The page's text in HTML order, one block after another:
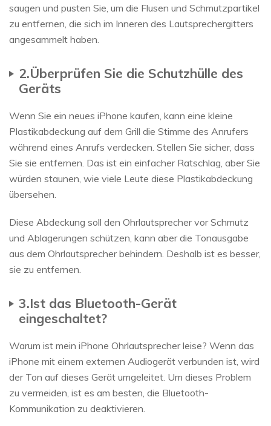
saugen und pusten Sie, um die Flusen und Schmutzpartikel
zu entfernen, die sich im Inneren des Lautsprechergitters
angesammelt haben.
2.Überprüfen Sie die Schutzhülle des
Geräts
Wenn Sie ein neues iPhone kaufen, kann eine kleine
Plastikabdeckung auf dem Grill die Stimme des Anrufers
während eines Anrufs verdecken. Stellen Sie sicher, dass
Sie sie entfernen. Das ist ein einfacher Ratschlag, aber Sie
würden staunen, wie viele Leute diese Plastikabdeckung
übersehen.
Diese Abdeckung soll den Ohrlautsprecher vor Schmutz
und Ablagerungen schützen, kann aber die Tonausgabe
aus dem Ohrlautsprecher behindern. Deshalb ist es besser,
sie zu entfernen.
3.Ist das Bluetooth-Gerät
eingeschaltet?
Warum ist mein iPhone Ohrlautsprecher leise? Wenn das
iPhone mit einem externen Audiogerät verbunden ist, wird
der Ton auf dieses Gerät umgeleitet. Um dieses Problem
zu vermeiden, ist es am besten, die Bluetooth-
Kommunikation zu deaktivieren.